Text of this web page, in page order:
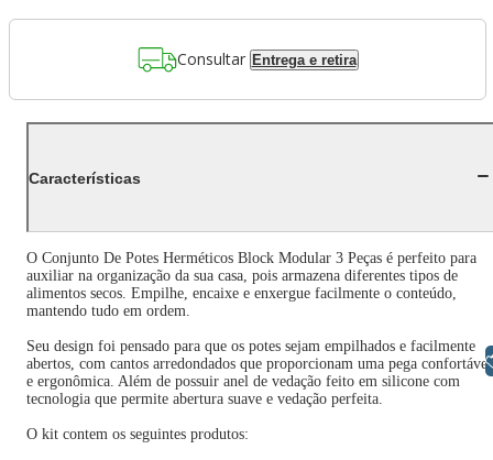
Consultar Entrega e retira
Características
O Conjunto De Potes Herméticos Block Modular 3 Peças é perfeito para
auxiliar na organização da sua casa, pois armazena diferentes tipos de
alimentos secos. Empilhe, encaixe e enxergue facilmente o conteúdo,
mantendo tudo em ordem.
Seu design foi pensado para que os potes sejam empilhados e facilmente
abertos, com cantos arredondados que proporcionam uma pega confortável
e ergonômica. Além de possuir anel de vedação feito em silicone com
tecnologia que permite abertura suave e vedação perfeita.
O kit contem os seguintes produtos:
Libras